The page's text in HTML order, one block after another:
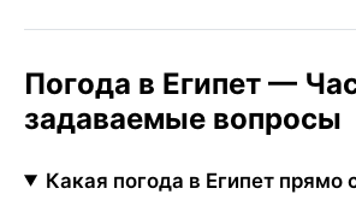
Погода в Египет —
задаваемые вопросы
Какая погода в Египет прямо